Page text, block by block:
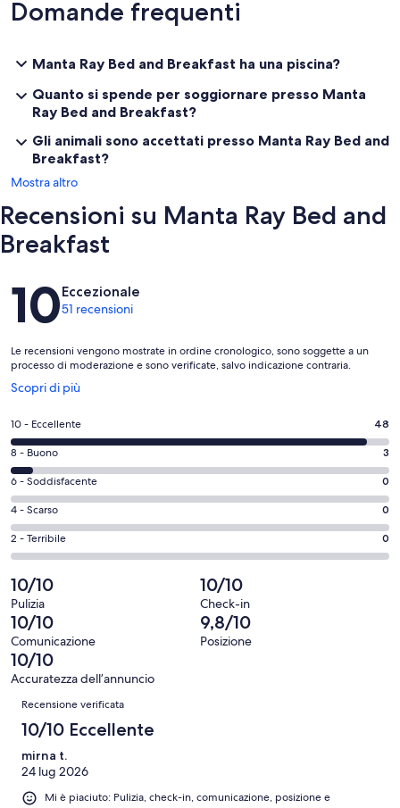
d'accesso ai due magnifici parchi nazionali della regione; la
spettacolare Grande Barriera Corallina, brulicante di una infinita
pluviale di Daintree con la sua flora e fauna uniche. Ci sono anche
vasta gamma di interessi.
Domande frequenti
Manta Ray Bed and Breakfast ha una piscina?
Quanto si spende per soggiornare presso Manta
Ray Bed and Breakfast?
Gli animali sono accettati presso Manta Ray Bed and
Breakfast?
Mostra altro
Recensioni su Manta Ray Bed and
Breakfast
Recensioni
10Eccezionale
51 recensioni
Le recensioni vengono mostrate in ordine cronologico, sono soggette a un
processo di moderazione e sono verificate, salvo indicazione contraria.
Scopri di più
Apertura
un’altra
finestra
Valutazione
di
10
-
Eccellente.
48
su
51
recensioni
10 - Eccellente 48
Valutazione
di
8
-
Buono.
3
51
recensioni
8 - Buono 3
Valutazione
di
6
-
Soddisfacente.
0
su
51
recensioni
6 - Soddisfacente 0
Valutazione
di
4
Scarso.
0
su
51
recensioni
4 - Scarso 0
Valutazione
di
2
-
Terribile.
0
su
51
2 - Terribile 0
10/10
Pulizia
10/10
Check-in
10/10
Comunicazione
9,8/10
Posizione
10/10
Accuratezza dell’annuncio
Recensioni
Recensione verificata
10/10 Eccellente
mirna t.
24 lug 2026
Mi è piaciuto: Pulizia, check-in, comunicazione, posizione e